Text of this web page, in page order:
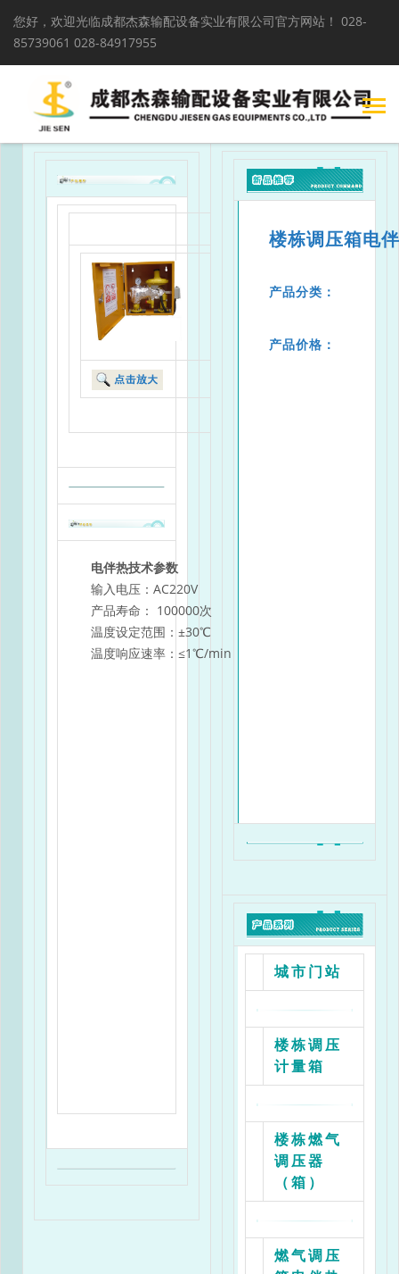
您好，欢迎光临成都杰森输配设备实业有限公司官方网站！ 028-
85739061 028-84917955
楼栋调压箱电
产品分类：
产品价格：
电伴热技术参数
输入电压：AC220V
产品寿命： 100000次
温度设定范围：±30℃
温度响应速率：≤1℃/min
城市门站
楼栋调压
计量箱
楼栋燃气
调压器
（箱）
燃气调压